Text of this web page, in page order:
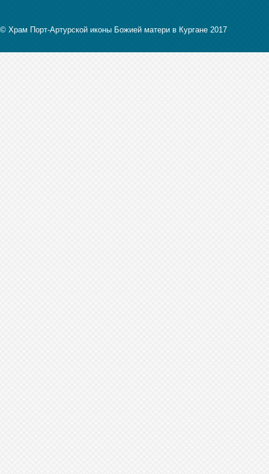
© Храм Порт-Артурской иконы Божией матери в Кургане 2017